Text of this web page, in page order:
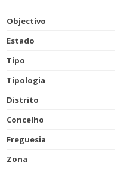
Objectivo
Estado
Tipo
Tipologia
Distrito
Concelho
Freguesia
Zona